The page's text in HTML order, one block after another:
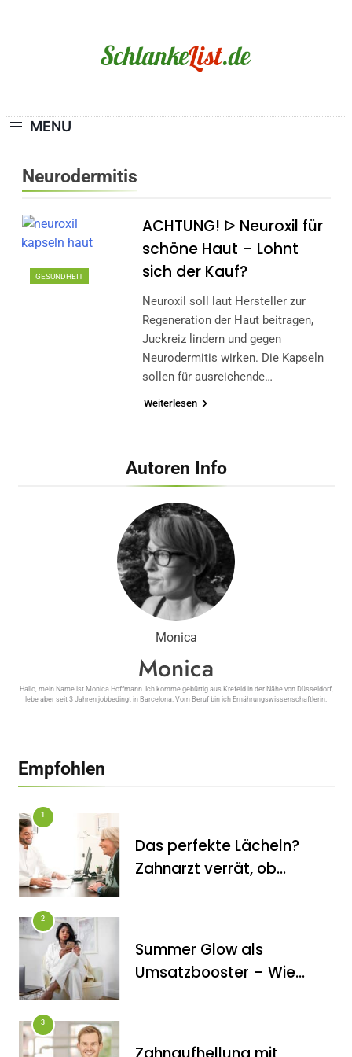
MENU
Neurodermitis
GESUNDHEIT
ACHTUNG! ᐅ Neuroxil für
schöne Haut – Lohnt
sich der Kauf?
Neuroxil soll laut Hersteller zur
Regeneration der Haut beitragen,
Juckreiz lindern und gegen
Neurodermitis wirken. Die Kapseln
sollen für ausreichende…
Weiterlesen
Autoren Info
Monica
Monica
Hallo, mein Name ist Monica Hoffmann. Ich komme gebürtig aus Krefeld in der Nähe von Düsseldorf,
lebe aber seit 3 Jahren jobbedingt in Barcelona. Vom Beruf bin ich Ernährungswissenschaftlerin.
Empfohlen
1
Das perfekte Lächeln?
Zahnarzt verrät, ob
2
Summer Glow als
Umsatzbooster – Wie
3
FITNESS
Die perfekten Liegestütze